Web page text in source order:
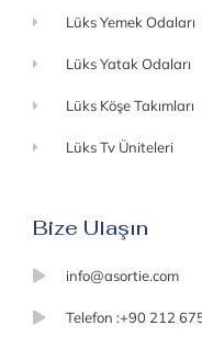
Lüks Yemek Odaları
Lüks Yatak Odaları
Lüks Köşe Takımları
Lüks Tv Üniteleri
Bize Ulaşın
info@asortie.com
Telefon :+90 212